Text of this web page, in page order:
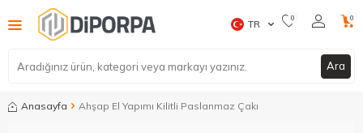
Ara
TR 0 0
Anasayfa Ahşap El Yapımı Kilitli Paslanmaz Çakı